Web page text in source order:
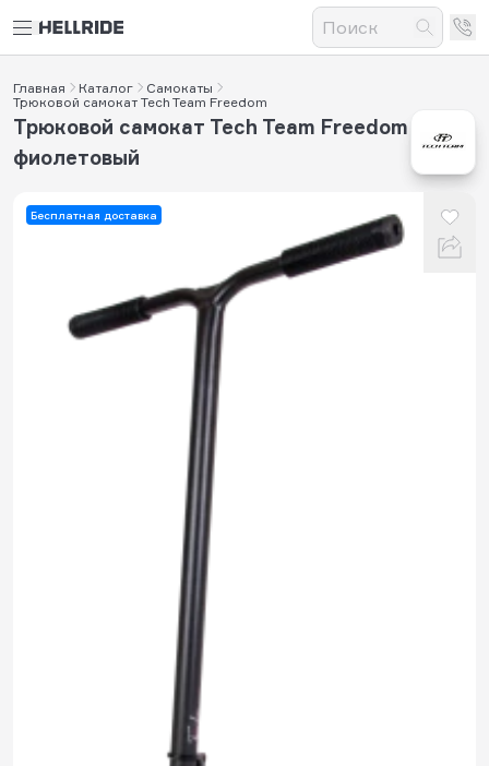
Главная Каталог
Самокаты
Трюковой самокат Tech Team Freedom
Бесплатная доставка
Трюковой самокат Tech Team Freedom
фиолетовый